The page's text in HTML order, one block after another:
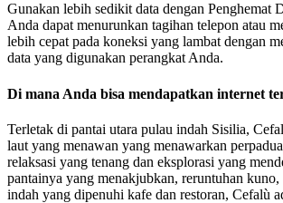
Gunakan lebih sedikit data dengan Penghemat
Anda dapat menurunkan tagihan telepon atau
lebih cepat pada koneksi yang lambat dengan
data yang digunakan perangkat Anda.
Di mana Anda bisa mendapatkan internet
Terletak di pantai utara pulau indah Sisilia,
laut yang menawan yang menawarkan
relaksasi yang tenang dan eksplorasi yang
pantainya yang menakjubkan, reruntuhan kuno,
indah yang dipenuhi kafe dan restoran, Cefalù